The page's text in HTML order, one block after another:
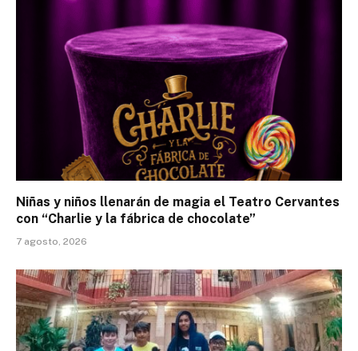
Niñas y niños llenarán de magia el Teatro Cervantes
con “Charlie y la fábrica de chocolate”
7 agosto, 2026